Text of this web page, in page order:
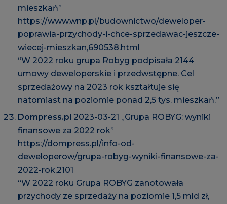
mieszkań”
https://www.wnp.pl/budownictwo/deweloper-
poprawia-przychody-i-chce-sprzedawac-jeszcze-
wiecej-mieszkan,690538.html
“W 2022 roku grupa Robyg podpisała 2144
umowy deweloperskie i przedwstępne. Cel
sprzedażowy na 2023 rok kształtuje się
natomiast na poziomie ponad 2,5 tys. mieszkań.”
Dompress.pl 2023-03-21 „Grupa ROBYG: wyniki
finansowe za 2022 rok”
https://dompress.pl/info-od-
deweloperow/grupa-robyg-wyniki-finansowe-za-
2022-rok,2101
“W 2022 roku Grupa ROBYG zanotowała
przychody ze sprzedaży na poziomie 1,5 mld zł,